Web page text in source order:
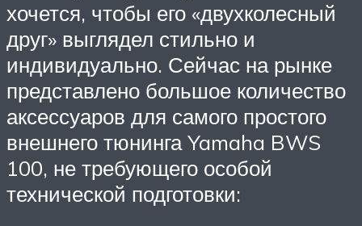
хочется, чтобы его «двухколесный
друг» выглядел стильно и
индивидуально. Сейчас на рынке
представлено большое количество
аксессуаров для самого простого
внешнего тюнинга Yamaha BWS
100, не требующего особой
технической подготовки: